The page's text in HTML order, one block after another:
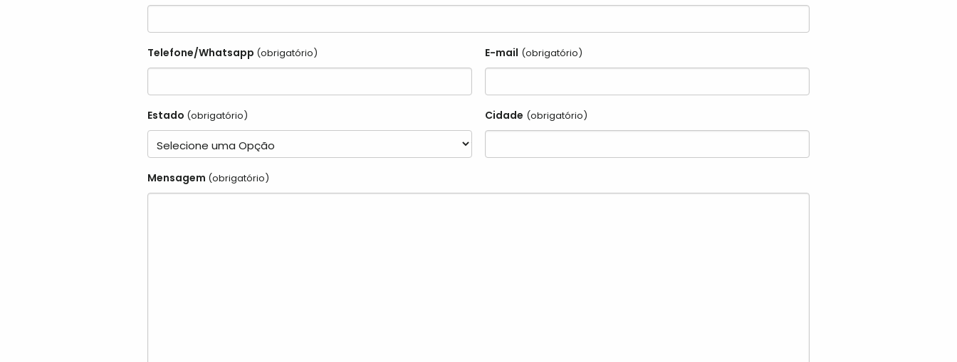
Telefone/Whatsapp (obrigatório) E-mail (obrigatório)
Estado (obrigatório) Cidade (obrigatório)
Mensagem (obrigatório)